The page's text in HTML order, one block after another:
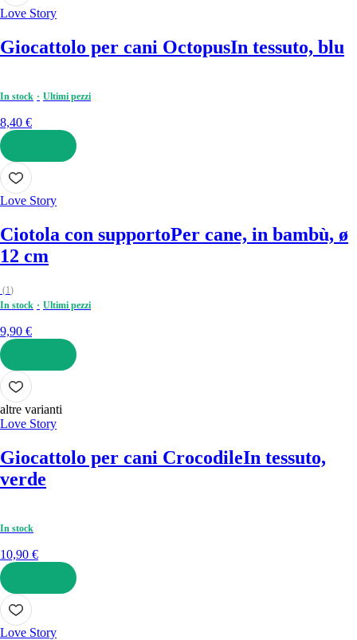
Love Story
Giocattolo per cani OctopusIn tessuto, blu
In stock Ultimi pezzi
8,40 €
AGGIUNGI
Love Story
Ciotola con supportoPer cane, in bambù, ø
12 cm
(1)
In stock
Ultimi pezzi
9,90 €
AGGIUNGI
altre varianti
Love Story
Giocattolo per cani CrocodileIn tessuto,
verde
In stock
10,90 €
AGGIUNGI
Love Story